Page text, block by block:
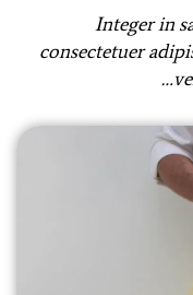
Integer in
consectetuer